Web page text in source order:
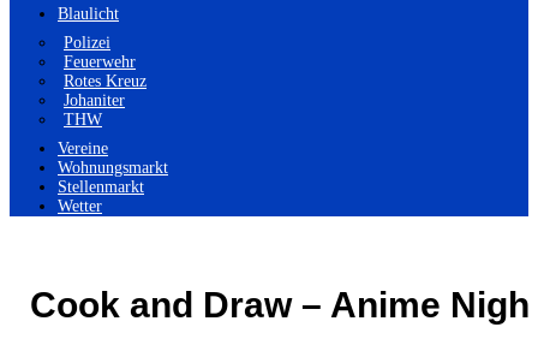
Blaulicht
Polizei
Feuerwehr
Rotes Kreuz
Johaniter
THW
Vereine
Wohnungsmarkt
Stellenmarkt
Wetter
Cook and Draw – Anime